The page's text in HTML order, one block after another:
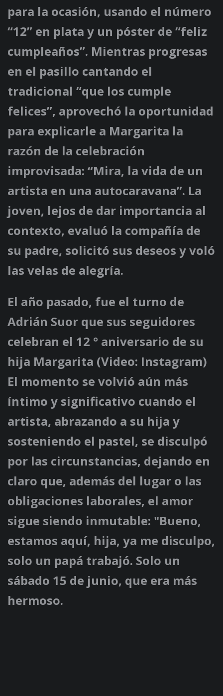
para la ocasión, usando el número
“12” en plata y un póster de “feliz
cumpleaños”. Mientras progresas
en el pasillo cantando el
tradicional “que los cumple
felices”, aprovechó la oportunidad
para explicarle a Margarita la
razón de la celebración
improvisada: “Mira, la vida de un
artista en una autocaravana”. La
joven, lejos de dar importancia al
contexto, evaluó la compañía de
su padre, solicitó sus deseos y voló
las velas de alegría.
El año pasado, fue el turno de
Adrián Suor que sus seguidores
celebran el 12 ° aniversario de su
hija Margarita (Video: Instagram)
El momento se volvió aún más
íntimo y significativo cuando el
artista, abrazando a su hija y
sosteniendo el pastel, se disculpó
por las circunstancias, dejando en
claro que, además del lugar o las
obligaciones laborales, el amor
sigue siendo inmutable: "Bueno,
estamos aquí, hija, ya me disculpo,
solo un papá trabajó. Solo un
sábado 15 de junio, que era más
hermoso.